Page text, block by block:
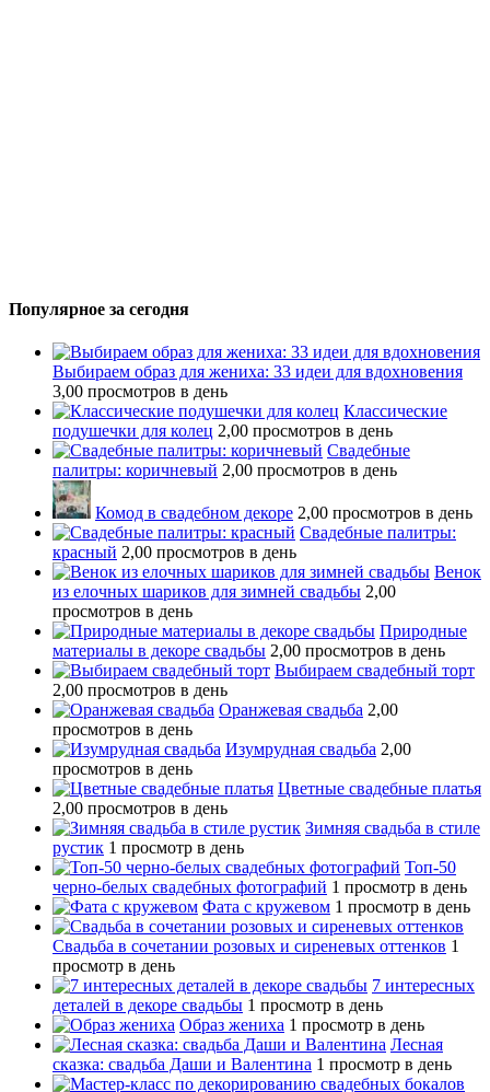
Популярное за сегодня
Выбираем образ для жениха: 33 идеи для вдохновения
3,00 просмотров в день
Классические
подушечки для колец 2,00 просмотров в день
Свадебные
палитры: коричневый 2,00 просмотров в день
Комод в свадебном декоре 2,00 просмотров в день
Свадебные палитры:
красный 2,00 просмотров в день
Венок
из елочных шариков для зимней свадьбы 2,00
просмотров в день
Природные
материалы в декоре свадьбы 2,00 просмотров в день
Выбираем свадебный торт
2,00 просмотров в день
Оранжевая свадьба 2,00
просмотров в день
Изумрудная свадьба 2,00
просмотров в день
Цветные свадебные платья
2,00 просмотров в день
Зимняя свадьба в стиле
рустик 1 просмотр в день
Топ-50
черно-белых свадебных фотографий 1 просмотр в день
Фата с кружевом 1 просмотр в день
Свадьба в сочетании розовых и сиреневых оттенков 1
просмотр в день
7 интересных
деталей в декоре свадьбы 1 просмотр в день
Образ жениха 1 просмотр в день
Лесная
сказка: свадьба Даши и Валентина 1 просмотр в день